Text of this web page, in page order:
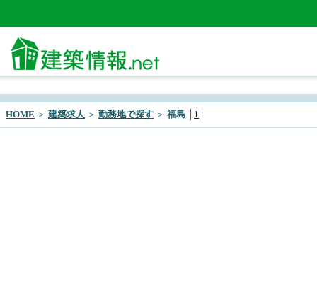
HOME ＞ 建築求人 ＞ 勤務地で探す ＞ 福島 1